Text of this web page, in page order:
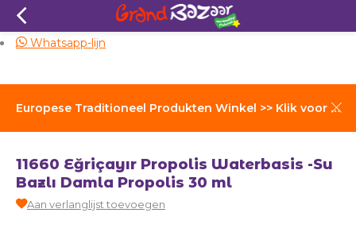
Europese Traditioneel Produkten Winkel >> Klik voor Verzendkosten
Zelfde dag verzending
Whatsapp-lijn
11660 Eğriçayır Propolis Waterbasis -Su
Bazlı Damla Propolis 30 ml
Aan verlanglijst toevoegen